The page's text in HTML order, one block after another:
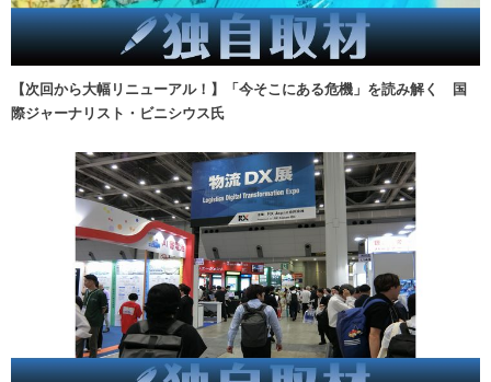
【次回から大幅リニューアル！】「今そこにある危機」を読み解く 国
際ジャーナリスト・ビニシウス氏